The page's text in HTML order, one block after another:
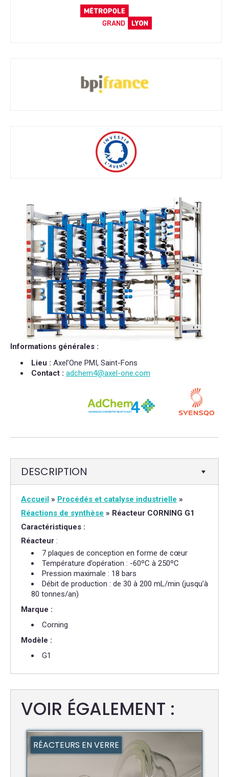
Informations générales :
Lieu : Axel’One PMI, Saint-Fons
Contact : adchem4@axel-one.com
DESCRIPTION
Accueil » Procédés et catalyse industrielle »
Réactions de synthèse » Réacteur CORNING G1
Caractéristiques :
Réacteur :
7 plaques de conception en forme de cœur
Température d’opération : -60ºC à 250ºC
Pression maximale : 18 bars
Débit de production : de 30 à 200 mL/min (jusqu’à
80 tonnes/an)
Marque :
Corning
Modèle :
G1
VOIR ÉGALEMENT :
RÉACTEURS EN VERRE